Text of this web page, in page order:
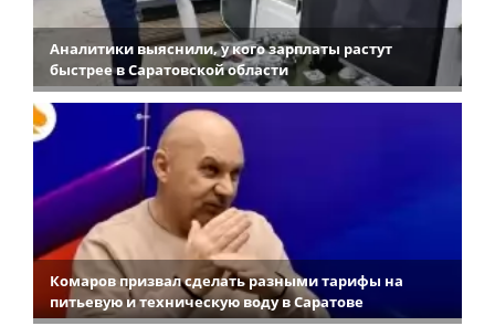
Аналитики выяснили, у кого зарплаты растут
быстрее в Саратовской области
Комаров призвал сделать разными тарифы на
питьевую и техническую воду в Саратове